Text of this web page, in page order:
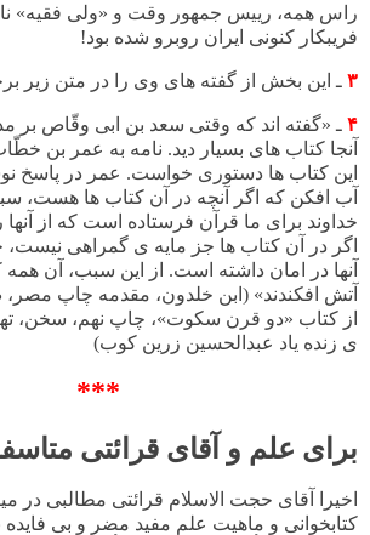
راس همه، رییس جمهور وقت و «ولی فقیه»
فریبکار کنونی ایران روبرو شده بود!
٣ ـ این بخش از گفته های وی را در متن زیر
۴ ـ «گفته اند که وقتی سعد بن ابی وقّاص بر
آنجا کتاب های بسیار دید. نامه به عمر بن
این کتاب ها دستوری خواست. عمر در پاسخ
آب افکن که اگر آنچه در آن کتاب ها هست،
خداوند برای ما قرآن فرستاده است که از آنها
اگر در آن کتاب ها جز مایه ی گمراهی نیست،
آنها در امان داشته است. از این سبب، آن همه
آتش افکندند» (ابن خلدون، مقدمه چاپ مصر، ص ٦
از کتاب «دو قرن سکوت»، چاپ نهم، سخن،
ی زنده یاد عبدالحسین زرین کوب)
***
برای علم و آقای قرائتی
اخیرا آقای حجت الاسلام قرائتی مطالبی در
کتابخوانی و ماهیت علم مفید مضر و بی فایده